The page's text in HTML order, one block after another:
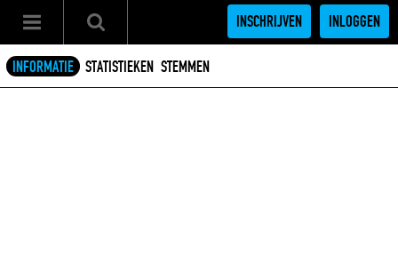
INSCHRIJVEN INLOGGEN
INFORMATIE STATISTIEKEN STEMMEN